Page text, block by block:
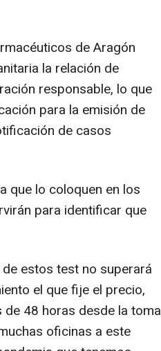
de Aragón
la relación de
responsable, lo que
para la emisión de
de casos
que lo coloquen en los
para identificar que
estos test no superará
el que fije el precio,
48 horas desde la toma
oficinas a este